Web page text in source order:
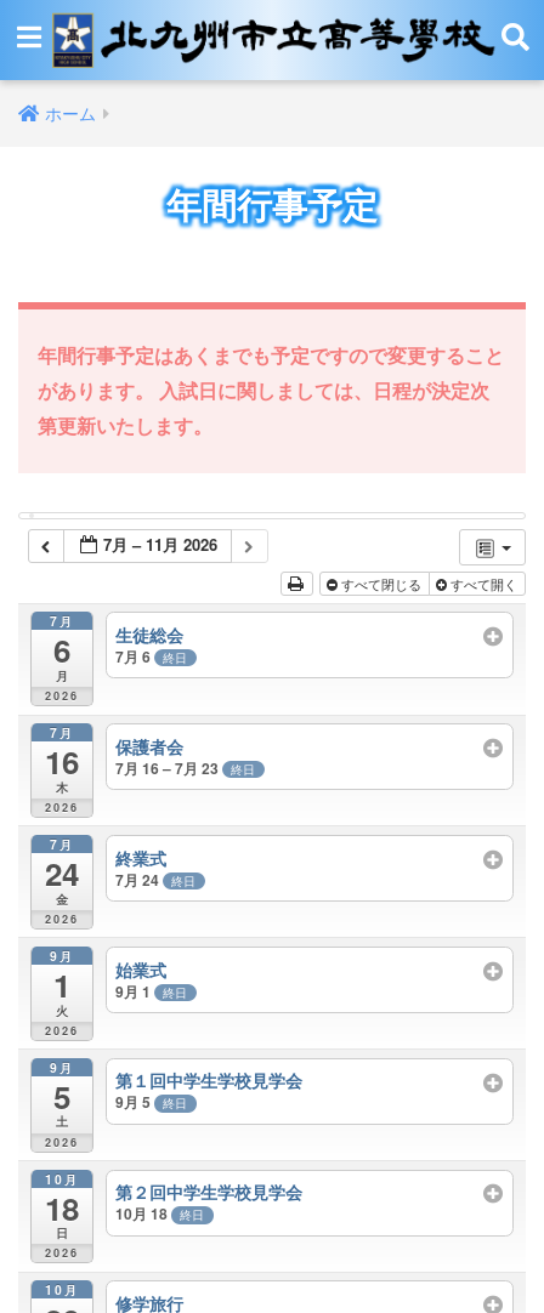
ホーム
年間行事予定
年間行事予定はあくまでも予定ですので変更すること
があります。 入試日に関しましては、日程が決定次
第更新いたします。
7月 – 11月 2026
すべて閉じる すべて開く
7月
6
月
2026
生徒総会
7月 6 終日
7月
16
木
2026
保護者会
7月 16 – 7月 23 終日
7月
24
金
2026
終業式
7月 24 終日
9月
1
火
2026
始業式
9月 1 終日
9月
5
土
2026
第１回中学生学校見学会
9月 5 終日
10月
18
日
2026
第２回中学生学校見学会
10月 18 終日
10月
修学旅行